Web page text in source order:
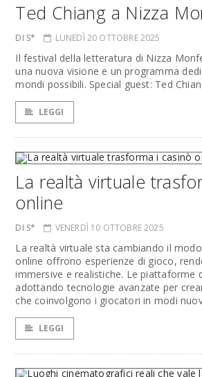
Ted Chiang a Nizza
DI S* LUNEDÌ 20 OTTOBRE 2025
Il festival della letteratura di Nizza
una nuova visione e un programma
mondi possibili. Special guest: Ted
LEGGI
La realtà virtuale
online
DI S* VENERDÌ 10 OTTOBRE 2025
La realtà virtuale sta cambiando il
online offrono esperienze di gioco,
immersive e realistiche. Le piattaforme
adottando tecnologie avanzate per
che coinvolgono i giocatori in modi
LEGGI